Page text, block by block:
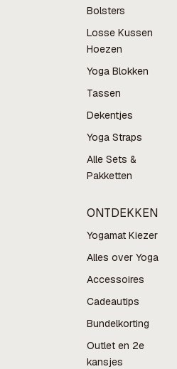
Bolsters
Losse Kussen
Hoezen
Yoga Blokken
Tassen
Dekentjes
Yoga Straps
Alle Sets &
Pakketten
ONTDEKKEN
Yogamat Kiezer
Alles over Yoga
Accessoires
Cadeautips
Bundelkorting
Outlet en 2e
kansjes